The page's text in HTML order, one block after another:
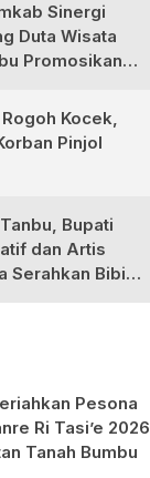
Sinergi
Duta Wisata
Promosikan
Kocek,
Pinjol
Bupati
dan Artis
Serahkan Bibit
Pesona
Ri Tasi’e 2026
Tanah Bumbu